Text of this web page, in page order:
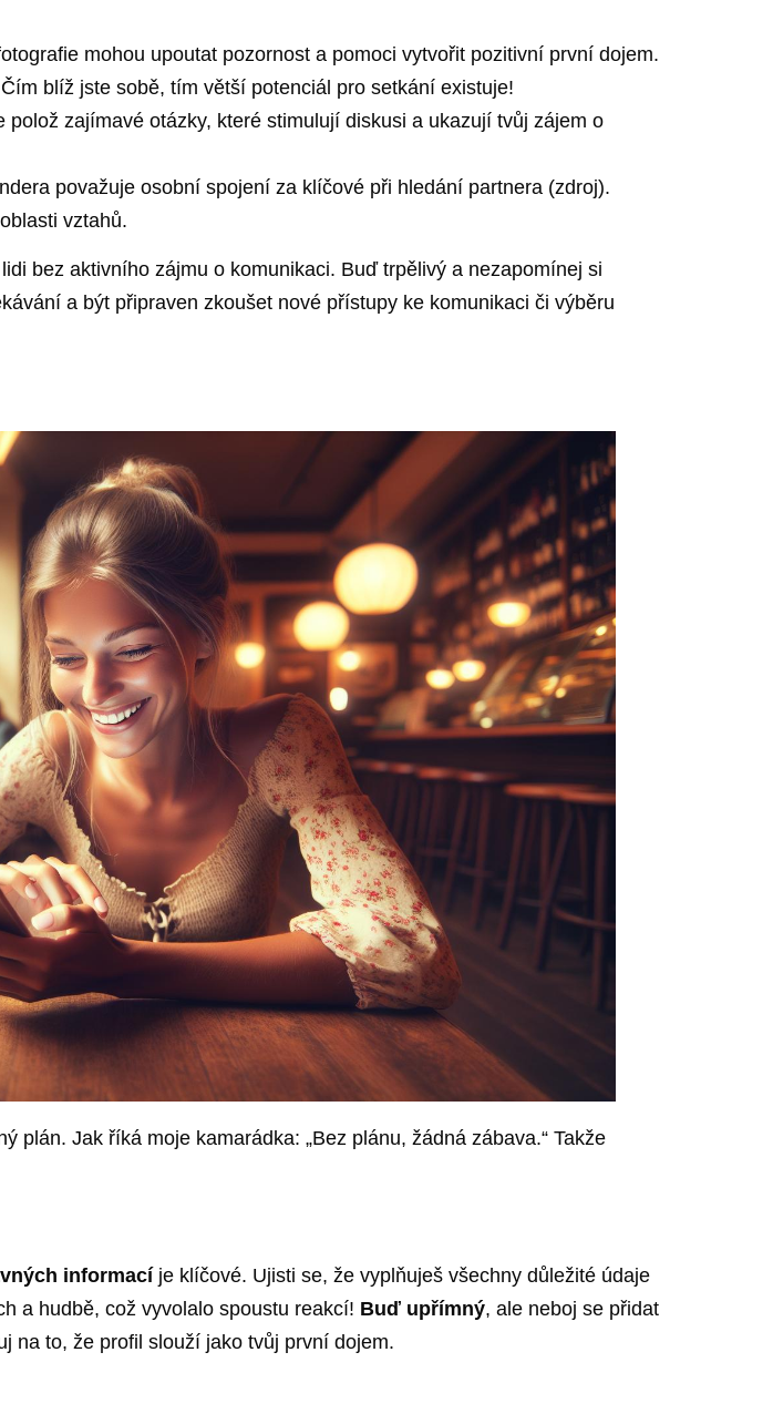
mohou upoutat pozornost a pomoci vytvořit pozitivní první dojem.
blíž jste sobě, tím větší potenciál pro setkání existuje!
polož zajímavé otázky, které stimulují diskusi a ukazují tvůj zájem o
považuje osobní spojení za klíčové při hledání partnera (zdroj).
vztahů.
bez aktivního zájmu o komunikaci. Buď trpělivý a nezapomínej si
a být připraven zkoušet nové přístupy ke komunikaci či výběru
plán. Jak říká moje kamarádka: „Bez plánu, žádná zábava.“ Takže
informacíje klíčové. Ujisti se, že vyplňuješ všechny důležité údaje
a hudbě, což vyvolalo spoustu reakcí! Buď upřímný, ale neboj se přidat
na to, že profil slouží jako tvůj první dojem.